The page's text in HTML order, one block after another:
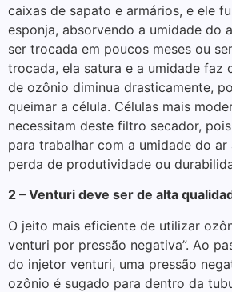
caixas de sapato e armários, e ele
esponja, absorvendo a umidade do
ser trocada em poucos meses ou
trocada, ela satura e a umidade faz
de ozônio diminua drasticamente,
queimar a célula. Células mais
necessitam deste filtro secador,
para trabalhar com a umidade do ar
perda de produtividade ou
2 – Venturi deve ser de alta
O jeito mais eficiente de utilizar
venturi por pressão negativa”. Ao
do injetor venturi, uma pressão
ozônio é sugado para dentro da